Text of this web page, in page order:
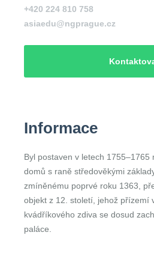
+420 224 810 758
asiaedu@ngprague.cz
Informace
Byl postaven v letech
domů s raně středověkými
zmíněnému poprvé roku 1363,
objekt z 12. století, jehož přízemí
kvádříkového zdiva se dosud
paláce.